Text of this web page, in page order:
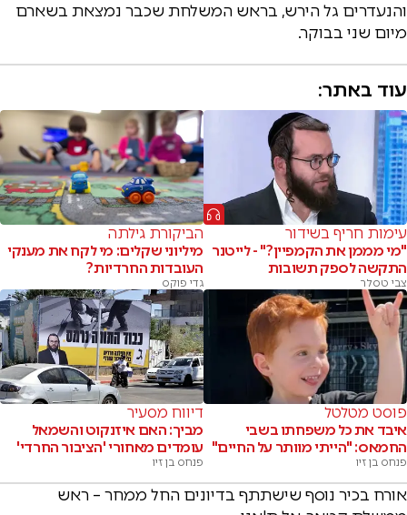
והנעדרים גל הירש, בראש המשלחת שכבר נמצאת בשארם
מיום שני בבוקר.
עוד באתר:
עימות חריף בשידור
"מי מממן את הקמפיין?" - לייטנר
התקשה לספק תשובות
צבי טסלר
הביקורת גילתה
מיליוני שקלים: מי לקח את מענקי
העובדות החרדיות?
גדי פוקס
פוסט מטלטל
איבד את כל משפחתו בשבי
החמאס: "הייתי מוותר על החיים"
פנחס בן זיו
דיווח מסעיר
מביך: האם איזנקוט והשמאל
עומדים מאחורי 'הציבור החרדי'
פנחס בן זיו
אורח בכיר נוסף שישתתף בדיונים החל ממחר – ראש